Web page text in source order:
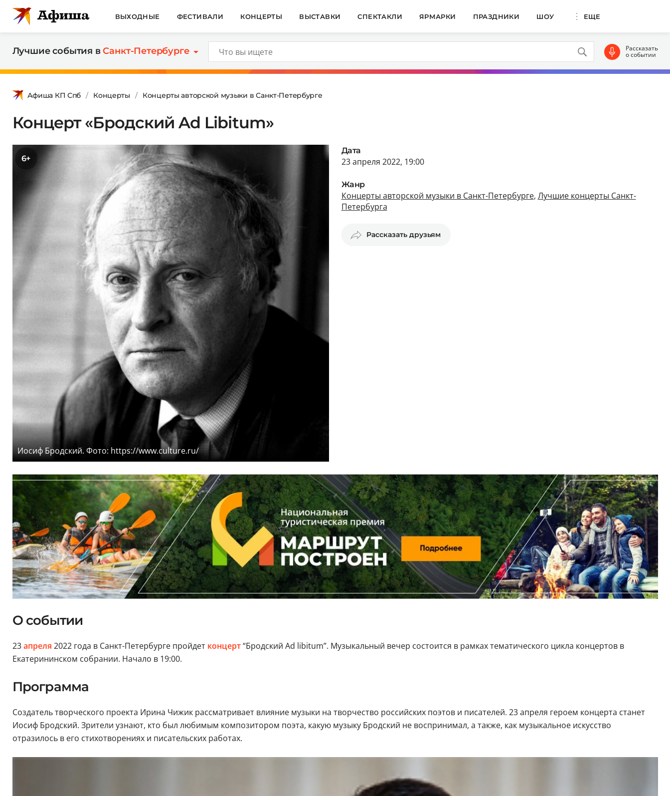
ВЫХОДНЫЕ ФЕСТИВАЛИ КОНЦЕРТЫ ВЫСТАВКИ СПЕКТАКЛИ ЯРМАРКИ ПРАЗДНИКИ ШОУ ЕЩЕ
Лучшие события вСанкт-Петербурге Рассказать
о событии
Афиша КП Спб Концерты Концерты авторской музыки в Санкт-Петербурге
Концерт «Бродский Ad Libitum»
6+
Иосиф Бродский. Фото: https://www.culture.ru/
Дата
23 апреля 2022, 19:00
Жанр
Концерты авторской музыки в Санкт-Петербурге, Лучшие концерты Санкт-
Петербурга
Рассказать друзьям
О событии
23апреля 2022 года в Санкт-Петербурге пройдет концерт“Бродский Ad libitum”. Музыкальный вечер состоится в рамках тематического цикла концертов в
Екатерининском собрании. Начало в 19:00.
Программа
Создатель творческого проекта Ирина Чижик рассматривает влияние музыки на творчество российских поэтов и писателей. 23 апреля героем концерта станет
Иосиф Бродский. Зрители узнают, кто был любимым композитором поэта, какую музыку Бродский не воспринимал, а также, как музыкальное искусство
отразилось в его стихотворениях и писательских работах.